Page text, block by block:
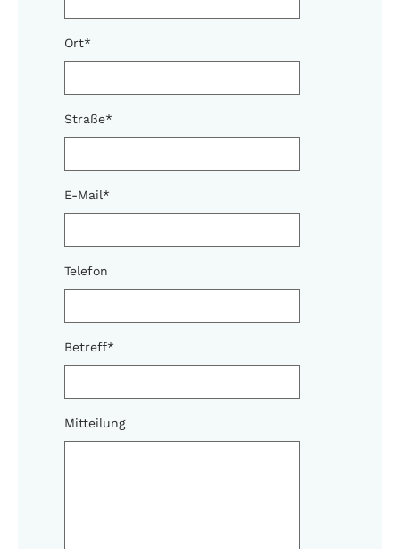
Ort*
Straße*
E-Mail*
Telefon
Betreff*
Mitteilung